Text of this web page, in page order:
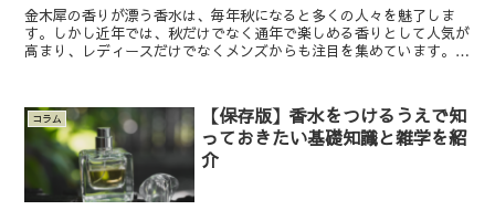
金木犀の香りが漂う香水は、毎年秋になると多くの人々を魅了しま
す。しかし近年では、秋だけでなく通年で楽しめる香りとして人気が
高まり、レディースだけでなくメンズからも注目を集めています。そ
コラム
【保存版】香水をつけるうえで知
っておきたい基礎知識と雑学を紹
介